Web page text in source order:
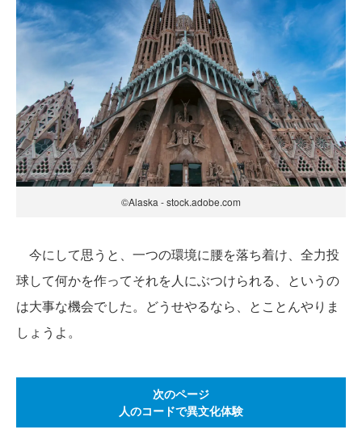
©Alaska - stock.adobe.com
今にして思うと、一つの環境に腰を落ち着け、全力投
球して何かを作ってそれを人にぶつけられる、というの
は大事な機会でした。どうせやるなら、とことんやりま
しょうよ。
次のページ
人のコードで異文化体験